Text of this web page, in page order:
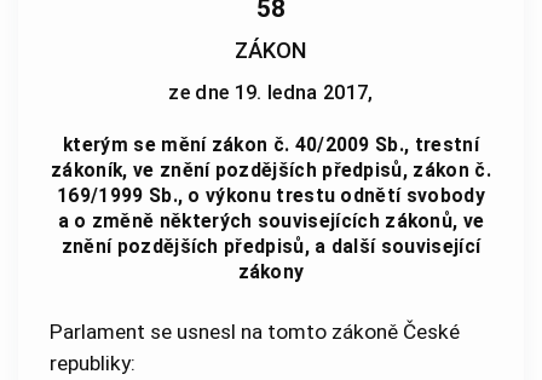
58
ZÁKON
ze dne 19. ledna 2017,
kterým se mění zákon č. 40/2009 Sb., trestní
zákoník, ve znění pozdějších předpisů, zákon č.
169/1999 Sb., o výkonu trestu odnětí svobody
a o změně některých souvisejících zákonů, ve
znění pozdějších předpisů, a další související
zákony
Parlament se usnesl na tomto zákoně České
republiky: